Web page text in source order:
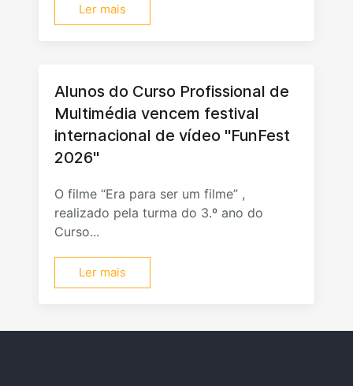
Ler mais
Alunos do Curso Profissional de
Multimédia vencem festival
internacional de vídeo "FunFest
2026"
O filme “Era para ser um filme” ,
realizado pela turma do 3.º ano do
Curso...
Ler mais